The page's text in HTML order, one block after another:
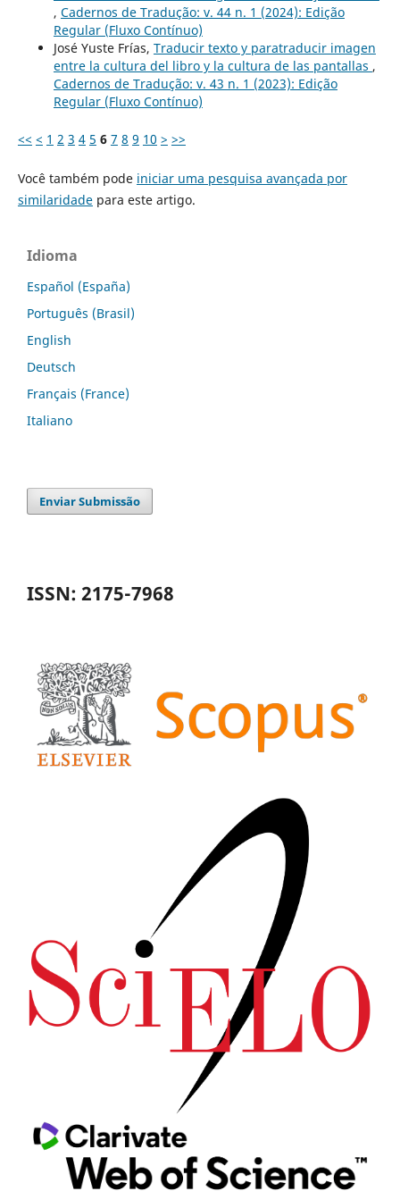
, Cadernos de Tradução: v. 44 n. 1 (2024): Edição
Regular (Fluxo Contínuo)
José Yuste Frías, Traducir texto y paratraducir imagen
entre la cultura del libro y la cultura de las pantallas ,
Cadernos de Tradução: v. 43 n. 1 (2023): Edição
Regular (Fluxo Contínuo)
<< < 1 2 3 4 5 6 7 8 9 10 > >>
Você também pode iniciar uma pesquisa avançada por
similaridadepara este artigo.
Idioma
Español (España)
Português (Brasil)
English
Deutsch
Français (France)
Italiano
Enviar Submissão
ISSN: 2175-7968